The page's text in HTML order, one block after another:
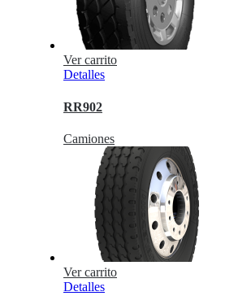
Ver carrito
Detalles
RR902
Camiones
Ver carrito
Detalles